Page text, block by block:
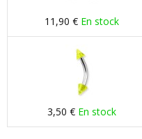
11,90 € En stock
3,50 € En stock